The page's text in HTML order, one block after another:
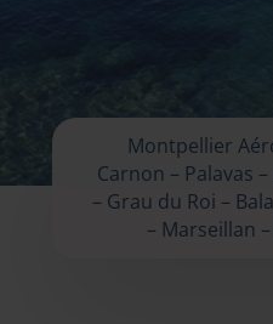
Montpellier
Carnon – Palavas
– Grau du Roi –
– Marseillan –